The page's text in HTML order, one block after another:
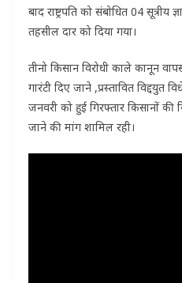
बाद राष्ट्रपति को संबोधित 04 सूत्रीय
तहसील दार को दिया गया।
तीनो किसान विरोधी काले कानून
गारंटी दिए जाने ,प्रस्तावित
जनवरी को हुई गिरफ्तार किसानों
जाने की मांग शामिल रही।